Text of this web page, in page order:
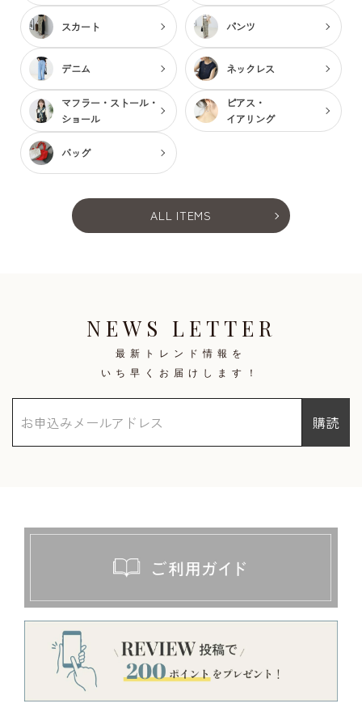
スカート パンツ
デニム ネックレス
マフラー・ストール・
ショール
ピアス・
イアリング
バッグ
ALL ITEMS
NEWS LETTER
最新トレンド情報を
いち早くお届けします！